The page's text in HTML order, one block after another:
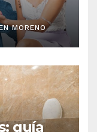
MORENO
guía